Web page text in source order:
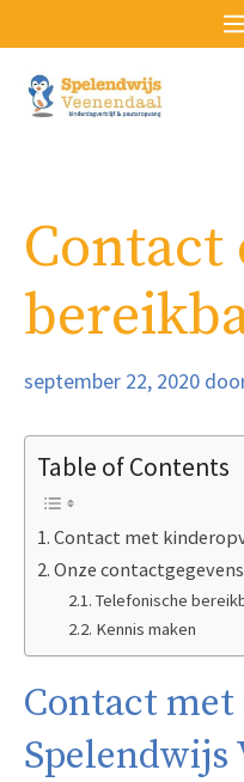
naar
inhoud
Contact
september 22, 2020
Table of Contents
Contact met
Onze contactgegevens
Telefonische
Kennis maken
Contact
Spelendwijs